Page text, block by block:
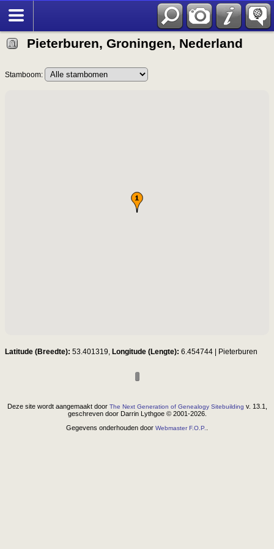
Pieterburen, Groningen, Nederland
Stamboom:
Latitude (Breedte): 53.401319, Longitude (Lengte): 6.454744 Pieterburen
Deze site wordt aangemaakt door The Next Generation of Genealogy Sitebuilding v. 13.1,
geschreven door Darrin Lythgoe © 2001-2026.
Gegevens onderhouden door Webmaster F.O.P.